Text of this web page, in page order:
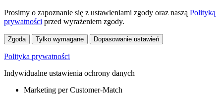
Prosimy o zapoznanie się z ustawieniami zgody oraz naszą Polityką
prywatności przed wyrażeniem zgody.
Zgoda Tylko wymagane Dopasowanie ustawień
Polityka prywatności
Indywidualne ustawienia ochrony danych
Marketing per Customer-Match